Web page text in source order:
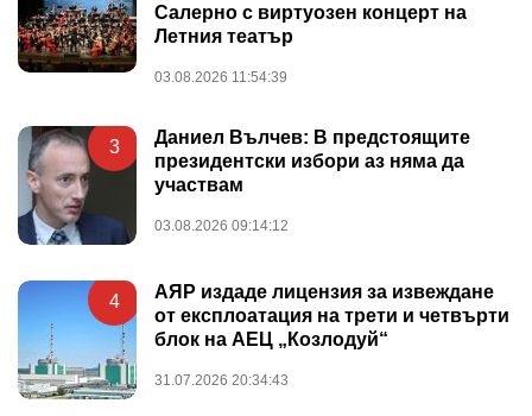
Салерно с виртуозен концерт на
Летния театър
03.08.2026 11:54:39
3
Даниел Вълчев: В предстоящите
президентски избори аз няма да
участвам
03.08.2026 09:14:12
4
АЯР издаде лицензия за извеждане
от експлоатация на трети и четвърти
блок на АЕЦ „Козлодуй“
31.07.2026 20:34:43